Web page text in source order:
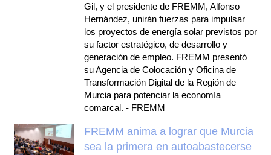
Gil, y el presidente de FREMM, Alfonso
Hernández, unirán fuerzas para impulsar
los proyectos de energía solar previstos por
su factor estratégico, de desarrollo y
generación de empleo. FREMM presentó
su Agencia de Colocación y Oficina de
Transformación Digital de la Región de
Murcia para potenciar la economía
comarcal. - FREMM
FREMM anima a lograr que Murcia
sea la primera en autoabastecerse